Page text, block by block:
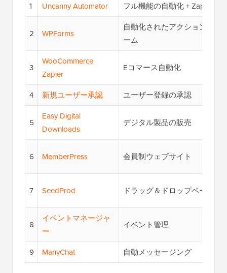
1 Uncanny Automator フル機能の自動化 + Zapier の
2 WPForms
自動化されたアクションを持
ーム
3
WooCommerce
Zapier
Eコマース自動化
4 新規ユーザー承認 ユーザー登録の承認
5
Easy Digital
Downloads
デジタル製品の販売
6 MemberPress 会員制ウェブサイト
7 SeedProd ドラッグ＆ドロップページビ
8
イベントマネージャ
ー
イベント管理
9 ManyChat 自動メッセージング